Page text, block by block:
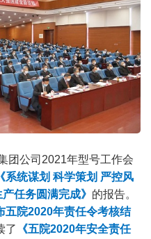
团公司2021年型号工作会
《系统谋划 科学策划 严控风
任务圆满完成》 的报告。
五院2020年责任令考核结
了
《五院2020年安全责任